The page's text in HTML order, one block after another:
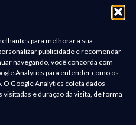
para melhorar a sua
publicidade e recomendar
navegando, você concorda com
Analytics para entender como os
Google Analytics coleta dados
visitadas e duração da visita, de forma